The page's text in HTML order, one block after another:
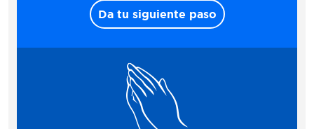
Da tu siguiente paso